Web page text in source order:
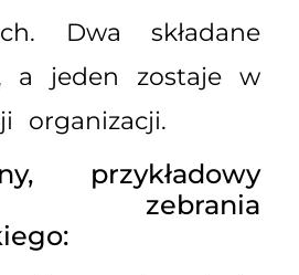
Dwa składane
a jeden zostaje w
organizacji.
przykładowy
zebrania